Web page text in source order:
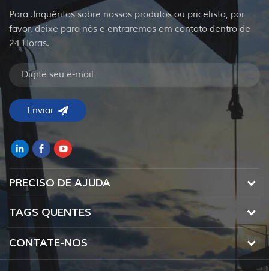
Para .Inquéritos sobre nossos produtos ou pricelista, por
favor, deixe para nós e entraremos em contato dentro de
24 Horas.
PRECISO DE AJUDA
TAGS QUENTES
CONTATE-NOS